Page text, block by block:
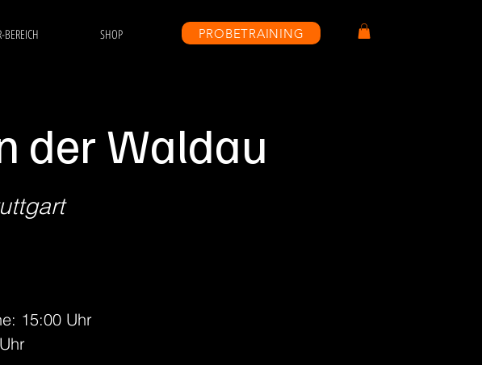
BEREICH SHOP PROBETRAINING
der Waldau
15:00 Uhr